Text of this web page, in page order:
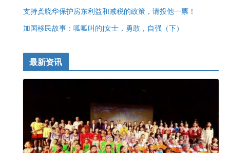
支持龚晓华保护房东利益和减税的政策，请投他一票！
加国移民故事：呱呱叫的J女士，勇敢，自强（下）
最新资讯